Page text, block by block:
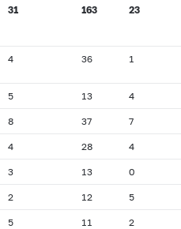
31 163 23
4 36 1
5 13 4
8 37 7
4 28 4
3 13 0
2 12 5
5 11 2